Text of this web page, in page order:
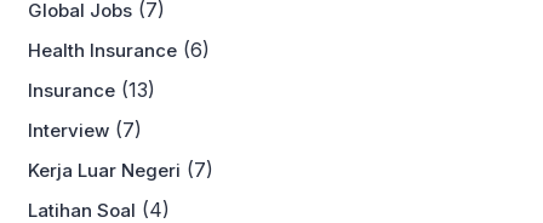
Global Jobs (7)
Health Insurance (6)
Insurance (13)
Interview (7)
Kerja Luar Negeri (7)
Latihan Soal (4)